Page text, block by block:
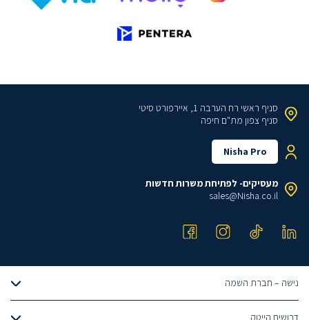
סניף ראשי רח הערבה 1, איירפורט סיטי
סניף צפון מת"ם חיפה
Nisha Pro
מעסיקים- לפתיחת משרות חדשות
sales@Nisha.co.il
נישה – חברת השמה
דרושים הייטק